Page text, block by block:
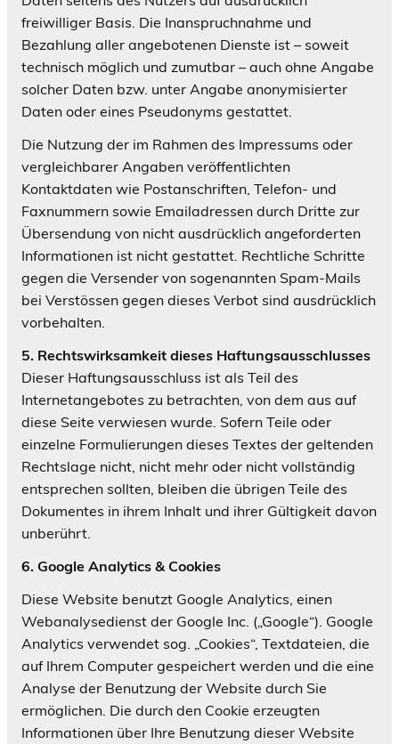
freiwilliger Basis. Die Inanspruchnahme und
Bezahlung aller angebotenen Dienste ist – soweit
technisch möglich und zumutbar – auch ohne Angabe
solcher Daten bzw. unter Angabe anonymisierter
Daten oder eines Pseudonyms gestattet.
Die Nutzung der im Rahmen des Impressums oder
vergleichbarer Angaben veröffentlichten
Kontaktdaten wie Postanschriften, Telefon- und
Faxnummern sowie Emailadressen durch Dritte zur
Übersendung von nicht ausdrücklich angeforderten
Informationen ist nicht gestattet. Rechtliche Schritte
gegen die Versender von sogenannten Spam-Mails
bei Verstössen gegen dieses Verbot sind ausdrücklich
vorbehalten.
5. Rechtswirksamkeit dieses Haftungsausschlusses
Dieser Haftungsausschluss ist als Teil des
Internetangebotes zu betrachten, von dem aus auf
diese Seite verwiesen wurde. Sofern Teile oder
einzelne Formulierungen dieses Textes der geltenden
Rechtslage nicht, nicht mehr oder nicht vollständig
entsprechen sollten, bleiben die übrigen Teile des
Dokumentes in ihrem Inhalt und ihrer Gültigkeit davon
unberührt.
6. Google Analytics & Cookies
Diese Website benutzt Google Analytics, einen
Webanalysedienst der Google Inc. („Google“). Google
Analytics verwendet sog. „Cookies“, Textdateien, die
auf Ihrem Computer gespeichert werden und die eine
Analyse der Benutzung der Website durch Sie
ermöglichen. Die durch den Cookie erzeugten
Informationen über Ihre Benutzung dieser Website